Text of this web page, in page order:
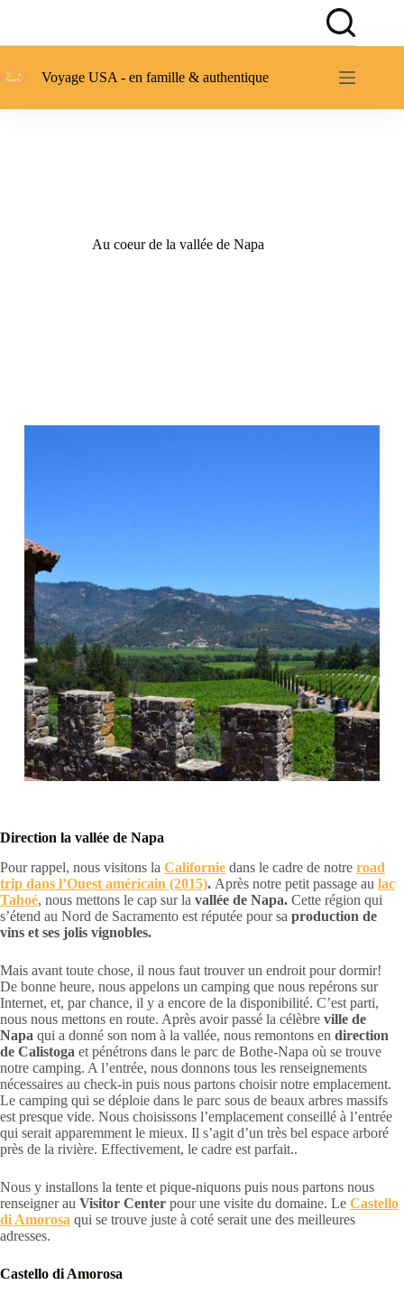
Voyage USA - en famille & authentique
Au coeur de la vallée de Napa
Direction la vallée de Napa
Pour rappel, nous visitons la Californie dans le cadre de notre road
trip dans l’Ouest américain (2015). Après notre petit passage au lac
Tahoé, nous mettons le cap sur la vallée de Napa. Cette région qui
s’étend au Nord de Sacramento est réputée pour sa production de
vins et ses jolis vignobles.
Mais avant toute chose, il nous faut trouver un endroit pour dormir!
De bonne heure, nous appelons un camping que nous repérons sur
Internet, et, par chance, il y a encore de la disponibilité. C’est parti,
nous nous mettons en route. Après avoir passé la célèbre ville de
Napa qui a donné son nom à la vallée, nous remontons en direction
de Calistoga et pénétrons dans le parc de Bothe-Napa où se trouve
notre camping. A l’entrée, nous donnons tous les renseignements
nécessaires au check-in puis nous partons choisir notre emplacement.
Le camping qui se déploie dans le parc sous de beaux arbres massifs
est presque vide. Nous choisissons l’emplacement conseillé à l’entrée
qui serait apparemment le mieux. Il s’agit d’un très bel espace arboré
près de la rivière. Effectivement, le cadre est parfait..
Nous y installons la tente et pique-niquons puis nous partons nous
renseigner au Visitor Center pour une visite du domaine. Le Castello
di Amorosa qui se trouve juste à coté serait une des meilleures
adresses.
Castello di Amorosa